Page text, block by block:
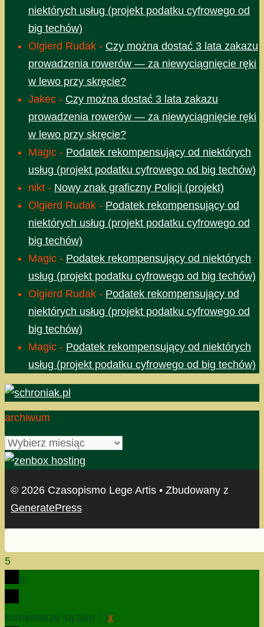
niektórych usług (projekt podatku cyfrowego od
big techów)
Olgierd Rudak - Czy można dostać 3 lata zakazu
prowadzenia rowerów — za niewyciągnięcie ręki
w lewo przy skręcie?
Jakec - Czy można dostać 3 lata zakazu
prowadzenia rowerów — za niewyciągnięcie ręki
w lewo przy skręcie?
Magic - Podatek rekompensujący od niektórych
usług (projekt podatku cyfrowego od big techów)
nikt - Nowy znak graficzny Policji (projekt)
Olgierd Rudak - Podatek rekompensujący od
niektórych usług (projekt podatku cyfrowego od
big techów)
Magic - Podatek rekompensujący od niektórych
usług (projekt podatku cyfrowego od big techów)
Olgierd Rudak - Podatek rekompensujący od
niektórych usług (projekt podatku cyfrowego od
big techów)
Magic - Podatek rekompensujący od niektórych
usług (projekt podatku cyfrowego od big techów)
archiwum
archiwum
© 2026 Czasopismo Lege Artis • Zbudowany z
GeneratePress
5
0
komentarze są tam :-)x